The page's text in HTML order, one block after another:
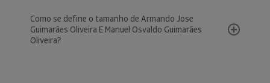
Como se define o tamanho de Armando Jose
Guimarães Oliveira E Manuel Osvaldo Guimarães
Oliveira?